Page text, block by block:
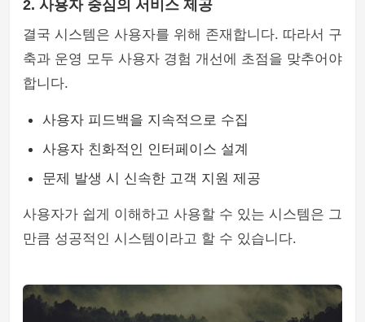
2. 사용자 중심의 서비스 제공
결국 시스템은 사용자를 위해 존재합니다. 따라서 구
축과 운영 모두 사용자 경험 개선에 초점을 맞추어야
합니다.
사용자 피드백을 지속적으로 수집
사용자 친화적인 인터페이스 설계
문제 발생 시 신속한 고객 지원 제공
사용자가 쉽게 이해하고 사용할 수 있는 시스템은 그
만큼 성공적인 시스템이라고 할 수 있습니다.